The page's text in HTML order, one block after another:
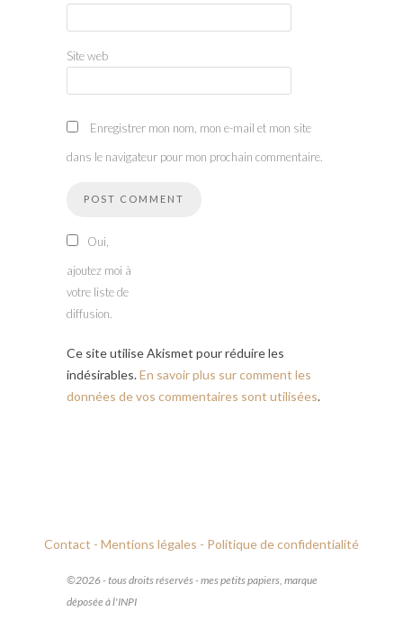
Site web
Enregistrer mon nom, mon e-mail et mon site
dans le navigateur pour mon prochain commentaire.
Oui,
ajoutez moi à
votre liste de
diffusion.
Ce site utilise Akismet pour réduire les
indésirables.En savoir plus sur comment les
données de vos commentaires sont utilisées.
Contact - Mentions légales - Politique de confidentialité
©2026 - tous droits réservés - mes petits papiers, marque
déposée à l'INPI